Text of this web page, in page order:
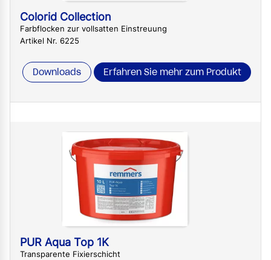
Colorid Collection
Farbflocken zur vollsatten Einstreuung
Artikel Nr. 6225
Downloads Erfahren Sie mehr zum Produkt
PUR Aqua ​Top 1K
Transparente Fixierschicht